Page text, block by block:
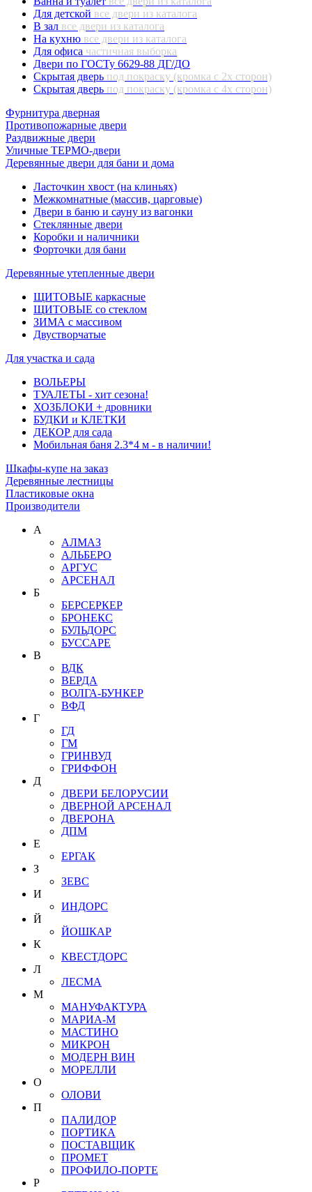
Для детской все двери из каталога
В зал все двери из каталога
На кухню все двери из каталога
Для офиса частичная выборка
Двери по ГОСТу 6629-88 ДГ/ДО
Скрытая дверь под покраску (кромка с 2х сторон)
Скрытая дверь под покраску (кромка с 4х сторон)
Фурнитура дверная
Противопожарные двери
Раздвижные двери
Уличные ТЕРМО-двери
Деревянные двери для бани и дома
Ласточкин хвост (на клиньях)
Межкомнатные (массив, царговые)
Двери в баню и сауну из вагонки
Стеклянные двери
Коробки и наличники
Форточки для бани
Деревянные утепленные двери
ЩИТОВЫЕ каркасные
ЩИТОВЫЕ со стеклом
ЗИМА с массивом
Двустворчатые
Для участка и сада
ВОЛЬЕРЫ
ТУАЛЕТЫ - хит сезона!
ХОЗБЛОКИ + дровники
БУДКИ и КЛЕТКИ
ДЕКОР для сада
Мобильная баня 2.3*4 м - в наличии!
Шкафы-купе на заказ
Деревянные лестницы
Пластиковые окна
Производители
А
АЛМАЗ
АЛЬБЕРО
АРГУС
АРСЕНАЛ
Б
БЕРСЕРКЕР
БРОНЕКС
БУЛЬДОРС
БУССАРЕ
В
ВДК
ВЕРДА
ВОЛГА-БУНКЕР
ВФД
Г
ГД
ГМ
ГРИНВУД
ГРИФФОН
Д
ДВЕРИ БЕЛОРУСИИ
ДВЕРНОЙ АРСЕНАЛ
ДВЕРОНА
ДПМ
Е
ЕРГАК
З
ЗЕВС
И
ИНДОРС
Й
ЙОШКАР
К
КВЕСТДОРС
Л
ЛЕСМА
М
МАНУФАКТУРА
МАРИА-М
МАСТИНО
МИКРОН
МОДЕРН ВИН
МОРЕЛЛИ
О
ОЛОВИ
П
ПАЛИДОР
ПОРТИКА
ПОСТАВЩИК
ПРОМЕТ
ПРОФИЛО-ПОРТЕ
Р